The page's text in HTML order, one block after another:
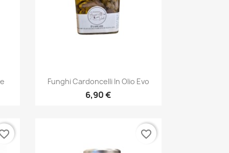
Anteprima
Funghi Cardoncelli In Olio Evo
6,90 €
favorite_border